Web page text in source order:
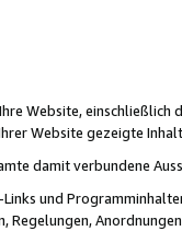
Website,
Website gezeigte
damit verbundene
und
Regelungen,